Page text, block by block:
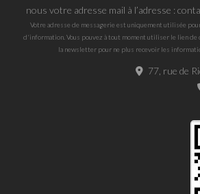
nous votre adresse mail à l’adresse :
Votre adresse de messagerie est uniquement utilisée
d'information. Vous pouvez à tout moment utiliser le lien de
la newsletter pour ne plus recevoir les
77, rue de